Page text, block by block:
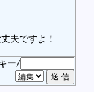
夫ですよ！
ー/